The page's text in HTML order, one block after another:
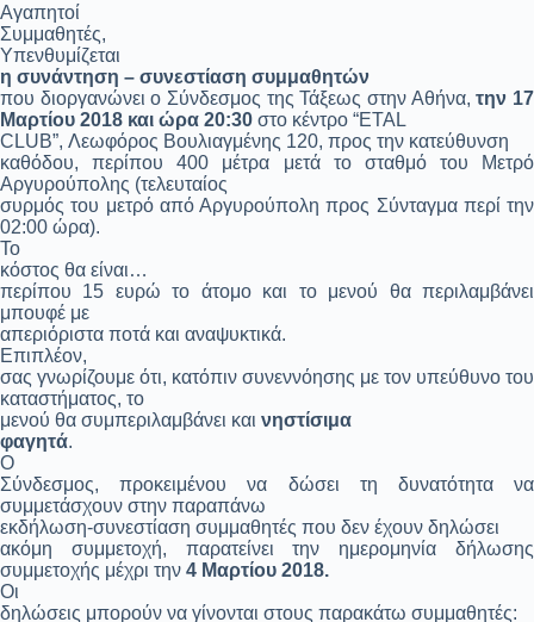
Αγαπητοί
Συμμαθητές,
Υπενθυμίζεται
η συνάντηση – συνεστίαση συμμαθητών
που διοργανώνει ο Σύνδεσμος της Τάξεως στην Αθήνα,την 17
Μαρτίου 2018 και ώρα 20:30 στο κέντρο “ETAL
CLUB”, Λεωφόρος Βουλιαγμένης 120, προς την κατεύθυνση
καθόδου, περίπου 400 μέτρα μετά το σταθμό του Μετρό
Αργυρούπολης (τελευταίος
συρμός του μετρό από Αργυρούπολη προς Σύνταγμα περί την
02:00 ώρα).
Το
κόστος θα είναι…
περίπου 15 ευρώ το άτομο και το μενού θα περιλαμβάνει
μπουφέ με
απεριόριστα ποτά και αναψυκτικά.
Επιπλέον,
σας γνωρίζουμε ότι, κατόπιν συνεννόησης με τον υπεύθυνο του
καταστήματος, το
μενού θα συμπεριλαμβάνει και νηστίσιμα
φαγητά.
Ο
Σύνδεσμος, προκειμένου να δώσει τη δυνατότητα να
συμμετάσχουν στην παραπάνω
εκδήλωση-συνεστίαση συμμαθητές που δεν έχουν δηλώσει
ακόμη συμμετοχή, παρατείνει την ημερομηνία δήλωσης
συμμετοχής μέχρι την 4 Μαρτίου 2018.
Οι
δηλώσεις μπορούν να γίνονται στους παρακάτω συμμαθητές: